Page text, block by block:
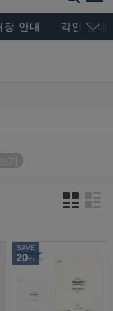
장 안내 각인 안내
기
SAVE
20%